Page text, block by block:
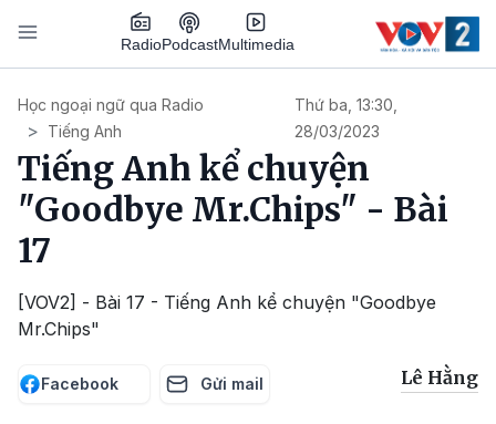
Nhảy đến nội dung
RadioPodcastMultimedia
Học ngoại ngữ qua Radio
Tiếng Anh
Thứ ba, 13:30,
28/03/2023
Tiếng Anh kể chuyện
"Goodbye Mr.Chips" - Bài
17
[VOV2] - Bài 17 - Tiếng Anh kể chuyện "Goodbye
Mr.Chips"
Facebook Gửi mail Lê Hằng